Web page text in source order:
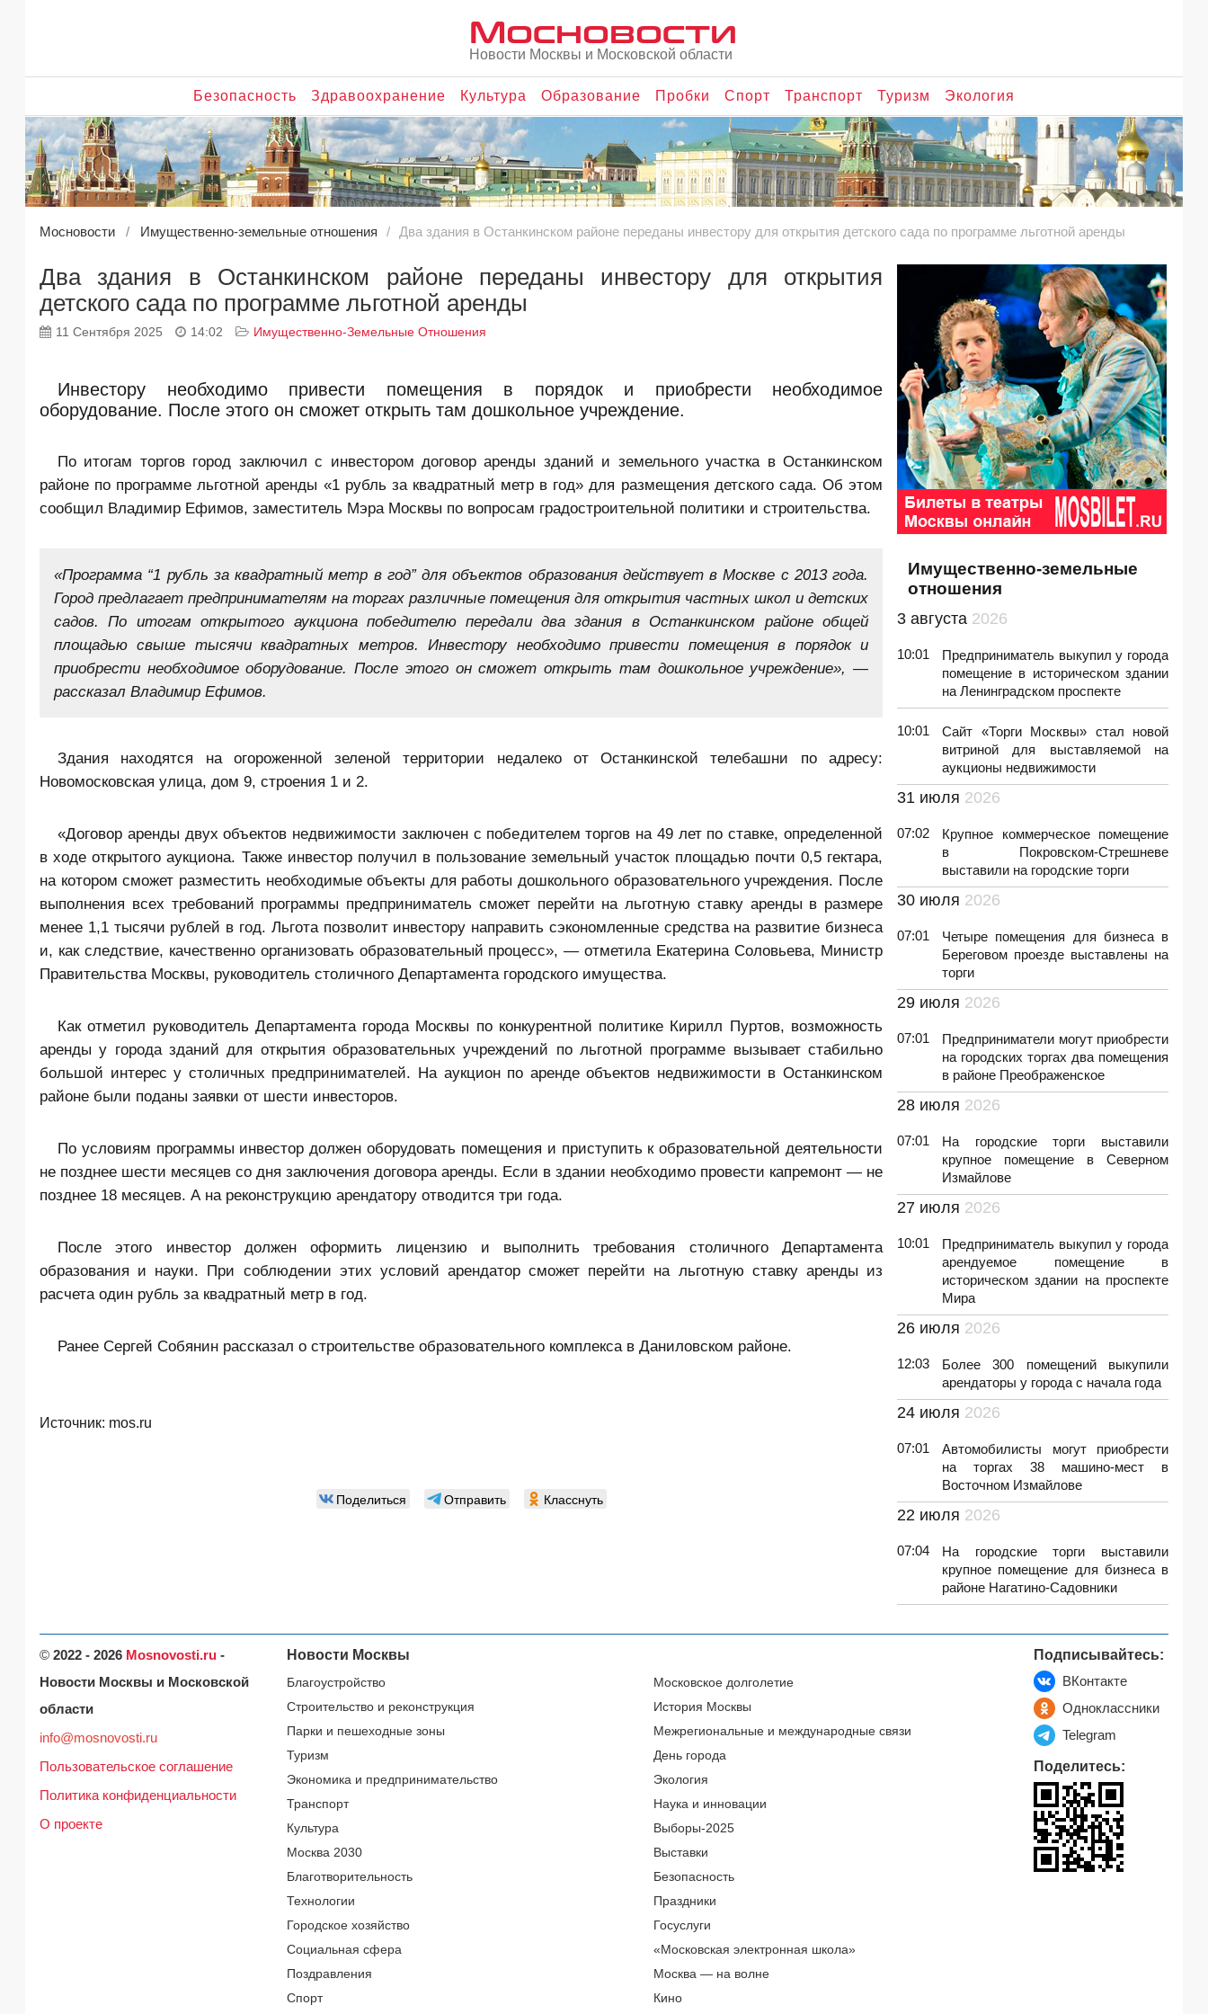
Мосновости
Новости Москвы и Московской области
Безопасность Здравоохранение Культура Образование Пробки Спорт Транспорт Туризм Экология
Мосновости Имущественно-земельные отношения Два здания в Останкинском районе переданы инвестору для открытия детского сада по программе льготной аренды
Два здания в Останкинском районе переданы инвестору для открытия
детского сада по программе льготной аренды
11 Сентября 2025 14:02 Имущественно-Земельные Отношения
Инвестору необходимо привести помещения в порядок и приобрести необходимое
оборудование. После этого он сможет открыть там дошкольное учреждение.
По итогам торгов город заключил с инвестором договор аренды зданий и земельного участка в Останкинском
районе по программе льготной аренды «1 рубль за квадратный метр в год» для размещения детского сада. Об этом
сообщил Владимир Ефимов, заместитель Мэра Москвы по вопросам градостроительной политики и строительства.
«Программа “1 рубль за квадратный метр в год” для объектов образования действует в Москве с 2013 года.
Город предлагает предпринимателям на торгах различные помещения для открытия частных школ и детских
садов. По итогам открытого аукциона победителю передали два здания в Останкинском районе общей
площадью свыше тысячи квадратных метров. Инвестору необходимо привести помещения в порядок и
приобрести необходимое оборудование. После этого он сможет открыть там дошкольное учреждение», —
рассказал Владимир Ефимов.
Здания находятся на огороженной зеленой территории недалеко от Останкинской телебашни по адресу:
Новомосковская улица, дом 9, строения 1 и 2.
«Договор аренды двух объектов недвижимости заключен с победителем торгов на 49 лет по ставке, определенной
в ходе открытого аукциона. Также инвестор получил в пользование земельный участок площадью почти 0,5 гектара,
на котором сможет разместить необходимые объекты для работы дошкольного образовательного учреждения. После
выполнения всех требований программы предприниматель сможет перейти на льготную ставку аренды в размере
менее 1,1 тысячи рублей в год. Льгота позволит инвестору направить сэкономленные средства на развитие бизнеса
и, как следствие, качественно организовать образовательный процесс», — отметила Екатерина Соловьева, Министр
Правительства Москвы, руководитель столичного Департамента городского имущества.
Как отметил руководитель Департамента города Москвы по конкурентной политике Кирилл Пуртов, возможность
аренды у города зданий для открытия образовательных учреждений по льготной программе вызывает стабильно
большой интерес у столичных предпринимателей. На аукцион по аренде объектов недвижимости в Останкинском
районе были поданы заявки от шести инвесторов.
По условиям программы инвестор должен оборудовать помещения и приступить к образовательной деятельности
не позднее шести месяцев со дня заключения договора аренды. Если в здании необходимо провести капремонт — не
позднее 18 месяцев. А на реконструкцию арендатору отводится три года.
После этого инвестор должен оформить лицензию и выполнить требования столичного Департамента
образования и науки. При соблюдении этих условий арендатор сможет перейти на льготную ставку аренды из
расчета один рубль за квадратный метр в год.
Ранее Сергей Собянин рассказал о строительстве образовательного комплекса в Даниловском районе.
Источник: mos.ru
Поделиться Отправить Класснуть
Имущественно-земельные
отношения
3 августа 2026
10:01
Предприниматель выкупил у города
помещение в историческом здании
на Ленинградском проспекте
10:01
Сайт «Торги Москвы» стал новой
витриной для выставляемой на
аукционы недвижимости
31 июля 2026
07:02
Крупное коммерческое помещение
в Покровском-Стрешневе
выставили на городские торги
30 июля 2026
07:01
Четыре помещения для бизнеса в
Береговом проезде выставлены на
торги
29 июля 2026
07:01
Предприниматели могут приобрести
на городских торгах два помещения
в районе Преображенское
28 июля 2026
07:01
На городские торги выставили
крупное помещение в Северном
Измайлове
27 июля 2026
10:01
Предприниматель выкупил у города
арендуемое помещение в
историческом здании на проспекте
Мира
26 июля 2026
12:03
Более 300 помещений выкупили
арендаторы у города c начала года
24 июля 2026
07:01
Автомобилисты могут приобрести
на торгах 38 машино-мест в
Восточном Измайлове
22 июля 2026
07:04
На городские торги выставили
крупное помещение для бизнеса в
районе Нагатино-Садовники
© 2022 - 2026 Mosnovosti.ru -
Новости Москвы и Московской
области
info@mosnovosti.ru
Пользовательское соглашение
Политика конфиденциальности
О проекте
Новости Москвы
Благоустройство
Строительство и реконструкция
Парки и пешеходные зоны
Туризм
Экономика и предпринимательство
Транспорт
Культура
Москва 2030
Благотворительность
Технологии
Городское хозяйство
Социальная сфера
Поздравления
Спорт
Московское долголетие
История Москвы
Межрегиональные и международные связи
День города
Экология
Наука и инновации
Выборы-2025
Выставки
Безопасность
Праздники
Госуслуги
«Московская электронная школа»
Москва — на волне
Кино
Подписывайтесь:
ВКонтакте
Одноклассники
Telegram
Поделитесь: